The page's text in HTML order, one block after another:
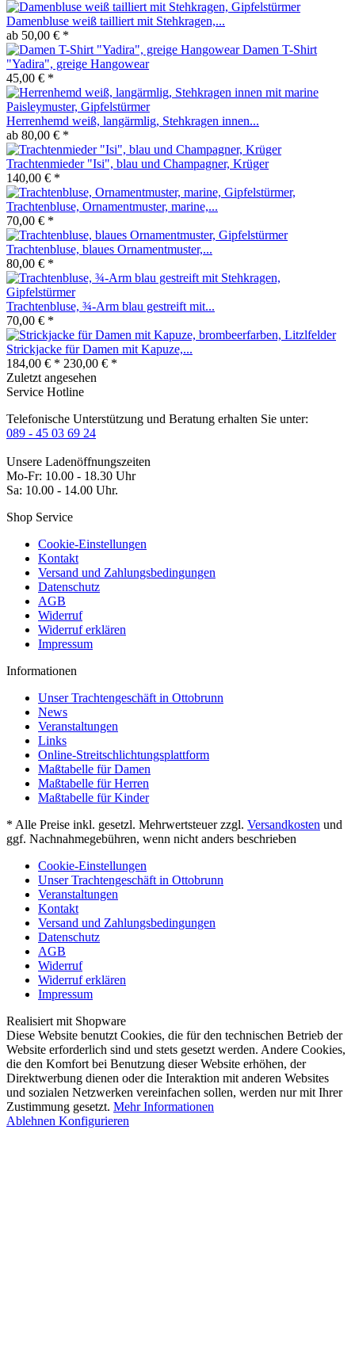
Damenbluse weiß tailliert mit Stehkragen,...
ab 50,00 € *
Damen T-Shirt
"Yadira", greige Hangowear
45,00 € *
Herrenhemd weiß, langärmlig, Stehkragen innen...
ab 80,00 € *
Trachtenmieder "Isi", blau und Champagner, Krüger
140,00 € *
Trachtenbluse, Ornamentmuster, marine,...
70,00 € *
Trachtenbluse, blaues Ornamentmuster,...
80,00 € *
Trachtenbluse, ¾-Arm blau gestreift mit...
70,00 € *
Strickjacke für Damen mit Kapuze,...
184,00 € * 230,00 € *
Zuletzt angesehen
Service Hotline
Telefonische Unterstützung und Beratung erhalten Sie unter:
089 - 45 03 69 24
Unsere Ladenöffnungszeiten
Mo-Fr: 10.00 - 18.30 Uhr
Sa: 10.00 - 14.00 Uhr.
Shop Service
Cookie-Einstellungen
Kontakt
Versand und Zahlungsbedingungen
Datenschutz
AGB
Widerruf
Widerruf erklären
Impressum
Informationen
Unser Trachtengeschäft in Ottobrunn
News
Veranstaltungen
Links
Online-Streitschlichtungsplattform
Maßtabelle für Damen
Maßtabelle für Herren
Maßtabelle für Kinder
* Alle Preise inkl. gesetzl. Mehrwertsteuer zzgl. Versandkosten und
ggf. Nachnahmegebühren, wenn nicht anders beschrieben
Cookie-Einstellungen
Unser Trachtengeschäft in Ottobrunn
Veranstaltungen
Kontakt
Versand und Zahlungsbedingungen
Datenschutz
AGB
Widerruf
Widerruf erklären
Impressum
Realisiert mit Shopware
Diese Website benutzt Cookies, die für den technischen Betrieb der
Website erforderlich sind und stets gesetzt werden. Andere Cookies,
die den Komfort bei Benutzung dieser Website erhöhen, der
Direktwerbung dienen oder die Interaktion mit anderen Websites
und sozialen Netzwerken vereinfachen sollen, werden nur mit Ihrer
Zustimmung gesetzt. Mehr Informationen
Ablehnen Konfigurieren